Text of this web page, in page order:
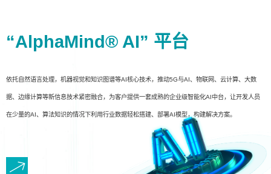
“AlphaMind® AI” 平台
依托自然语言处理，机器视觉和知识图谱等AI核心技术，推动5G与AI、物联网、云计算、大数
据、边缘计算等新信息技术紧密融合，为客户提供一套成熟的企业级智能化AI中台，让开发人员
在少量的AI、算法知识的情况下利用行业数据轻松搭建、部署AI模型，构建解决方案。